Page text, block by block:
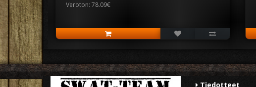
Veroton: 78.09€
Tiedotteet